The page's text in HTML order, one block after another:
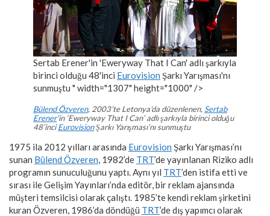
Sertab Erener'in 'Eweryway That I Can' adlı şarkıyla
birinci olduğu 48'inci Eurovision Şarkı Yarışması'nı
sunmuştu " width="1307" height="1000" />
Bülend Özveren, 2003’te Letonya’da düzenlenen, Sertab
Erener’in ‘Eweryway That I Can’ adlı şarkıyla birinci olduğu
48’inciEurovisionŞarkı Yarışması’nı sunmuştu
1975 ila 2012 yılları arasında Eurovision Şarkı Yarışması’nı
sunan Bülend Özveren , 1982’de TRT’de yayınlanan Riziko adlı
programın sunuculuğunu yaptı. Aynı yıl TRT’den istifa etti ve
sırası ile Gelişim Yayınları’nda editör, bir reklam ajansında
müşteri temsilcisi olarak çalıştı. 1985’te kendi reklam şirketini
kuran Özveren, 1986’da döndüğü TRT’de dış yapımcı olarak